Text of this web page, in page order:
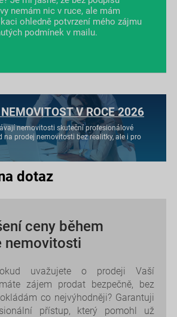
nemám nic v ruce, ale mám
ohledně potvrzení mého zájmu
podmínek v mailu.
V ROCE 2026
nemovitosti skuteční profesionálové
na prodej nemovitosti bez realitky, ale i pro
dotaz
ceny během
nemovitosti
uvažujete o prodeji Vaší
zájem prodat bezpečně, bez
co nejvýhodněji? Garantuji
přístup, který pomohl už